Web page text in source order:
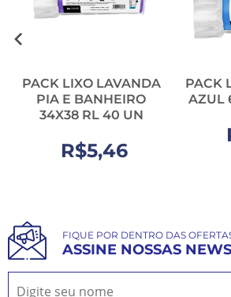
PACK LIXO LAVANDA
PIA E BANHEIRO
34X38 RL 40 UN
R$5,46
PACK
AZUL
FIQUE POR DENTRO DAS
ASSINE NOSSAS NEWS